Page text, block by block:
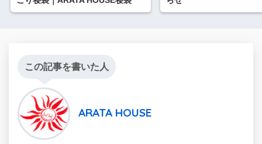
この記事を書いた人
ARATA HOUSE